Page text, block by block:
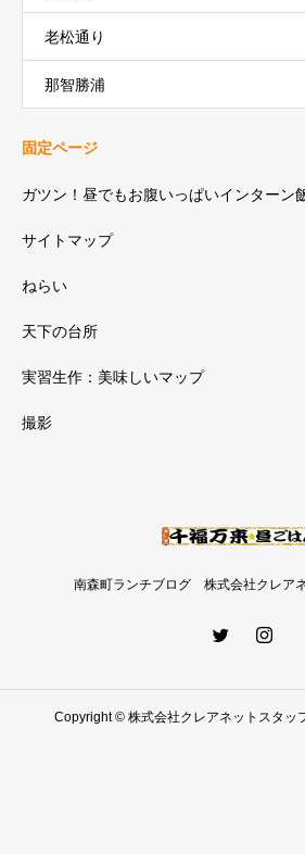
老松通り
那智勝浦
固定ページ
ガツン！昼でもお腹いっぱいインターン
サイトマップ
ねらい
天下の台所
実習生作：美味しいマップ
撮影
南森町ランチブログ 株式会社クレア
Copyright © 株式会社クレアネットスタッ